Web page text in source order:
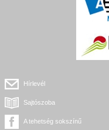
Hírlevél
Sajtószoba
A tehetség sokszínű